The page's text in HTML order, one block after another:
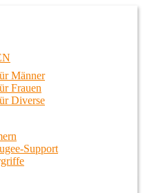
Berlin
Männer
Frauen
Diverse
Support